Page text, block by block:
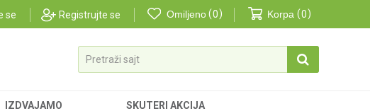
se Registrujte se Omiljeno 0 Korpa 0
Pretraži sajt
IZDVAJAMO SKUTERI AKCIJA